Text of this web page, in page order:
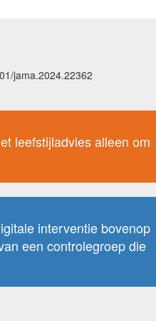
jama.2024.22362
leefstijladvies alleen om
interventie bovenop
een controlegroep die